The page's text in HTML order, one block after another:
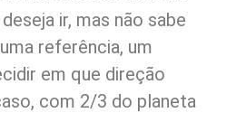
ir, mas não sabe
referência, um
em que direção
com 2/3 do planeta